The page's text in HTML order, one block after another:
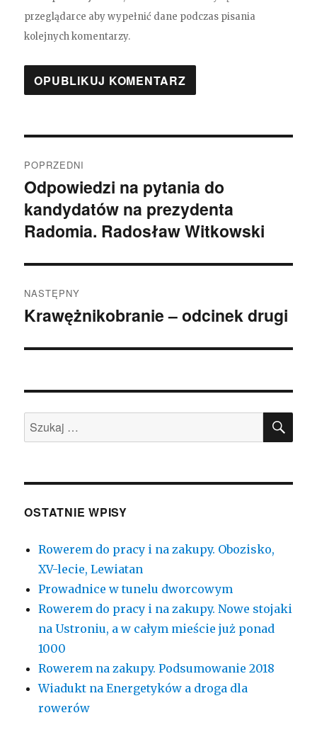
przeglądarce aby wypełnić dane podczas pisania
kolejnych komentarzy.
wpisu
POPRZEDNI
Poprzedni
wpis:
Odpowiedzi na pytania do
kandydatów na prezydenta
Radomia. Radosław Witkowski
NASTĘPNY
Następny
Krawężnikobranie – odcinek drugi
Szukaj:
OSTATNIE WPISY
Rowerem do pracy i na zakupy. Obozisko,
XV-lecie, Lewiatan
Prowadnice w tunelu dworcowym
Rowerem do pracy i na zakupy. Nowe stojaki
na Ustroniu, a w całym mieście już ponad
1000
Rowerem na zakupy. Podsumowanie 2018
Wiadukt na Energetyków a droga dla
rowerów